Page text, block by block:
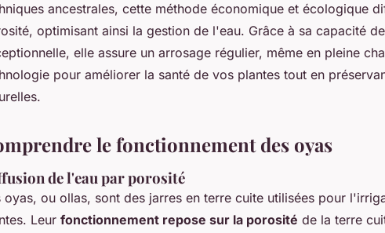
ancestrales, cette méthode économique et écologique
optimisant ainsi la gestion de l'eau. Grâce à sa capacité
elle assure un arrosage régulier, même en pleine
pour améliorer la santé de vos plantes tout en
le fonctionnement des oyas
de l'eau par porosité
oyas, ou ollas, sont des jarres en terre cuite utilisées pour
Leur fonctionnement repose sur la porosité de la terre